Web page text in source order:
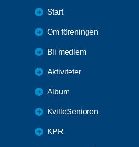
Start
Om föreningen
Bli medlem
Aktiviteter
Album
KvilleSenioren
KPR